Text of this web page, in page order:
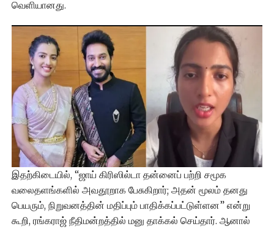
வெளியானது.
இதற்கிடையில், “ஜாய் கிரிஸில்டா தன்னைப் பற்றி சமூக
வலைதளங்களில் அவதூறாக பேசுகிறார்; அதன் மூலம் தனது
பெயரும், நிறுவனத்தின் மதிப்பும் பாதிக்கப்பட்டுள்ளன” என்று
கூறி, ரங்கராஜ் நீதிமன்றத்தில் மனு தாக்கல் செய்தார். ஆனால்